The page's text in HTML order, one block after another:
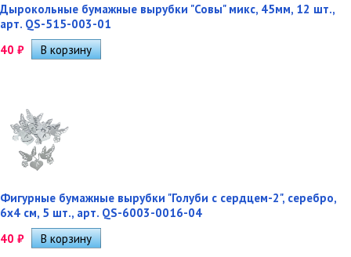
Дырокольные бумажные вырубки "Совы" микс, 45мм, 12 шт.,
арт. QS-515-003-01
40 ₽
Фигурные бумажные вырубки "Голуби с сердцем-2", серебро,
6х4 см, 5 шт., арт. QS-6003-0016-04
40 ₽